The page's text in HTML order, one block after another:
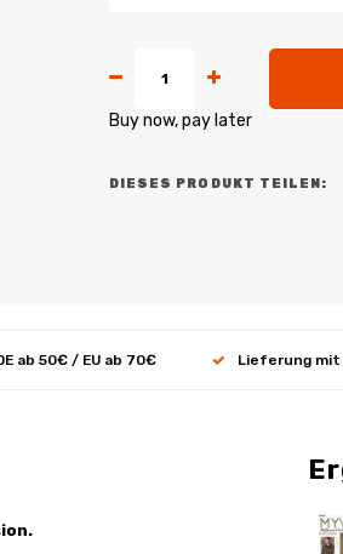
Buy now, pay later
DIESES PRODUKT TEILEN:
ab 50€ / EU ab 70€ Lieferung mit